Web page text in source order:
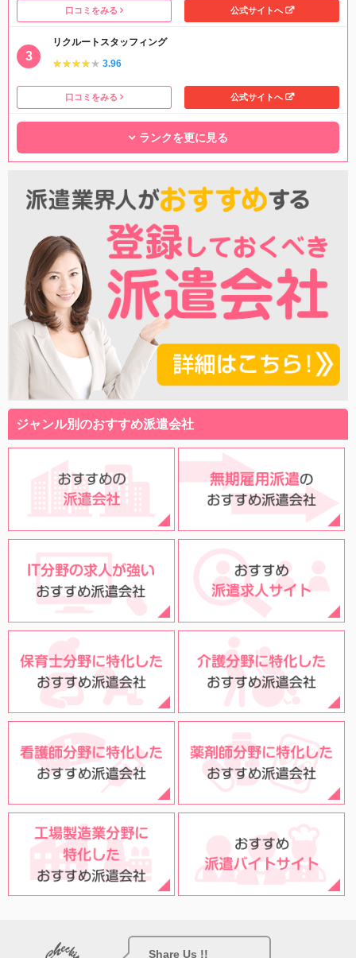
口コミをみる 公式サイトへ
リクルートスタッフィング
★★★★★
★★★★★ 3.96
口コミをみる 公式サイトへ
ランクを更に見る
ジャンル別のおすすめ派遣会社
Share Us !!